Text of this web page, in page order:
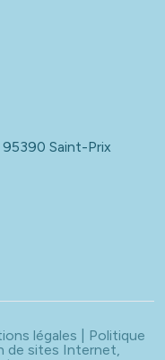
95390 Saint-Prix
légales
Politique
de sites Internet,